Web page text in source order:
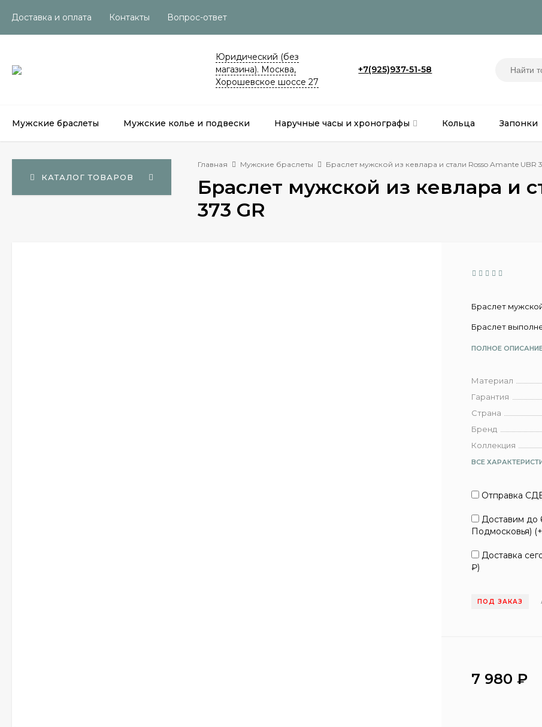
Доставка и оплата Контакты Вопрос-ответ
Юридический (без
магазина). Москва,
Хорошевское шоссе 27
+7(925)937-51-58
Мужские браслеты Мужские колье и подвески Наручные часы и хронографы Кольца Запонки
КАТАЛОГ ТОВАРОВ
Главная Мужские браслеты Браслет мужской из кевлара и стали Rosso Amante UBR
Браслет мужской из кевлара и
373 GR
Браслет
Браслет
ПОЛНОЕ
Материал
Гарантия
Страна
Бренд
Коллекция
ВСЕ
Отправка
Доставим до
Подмосковья) (+
Доставка
₽)
ПОД ЗАКАЗ
7 980₽